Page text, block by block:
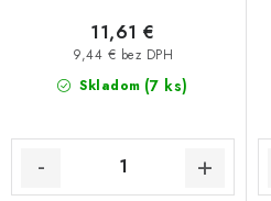
Skladom (7 ks)
9,44 € bez DPH
11,61 €